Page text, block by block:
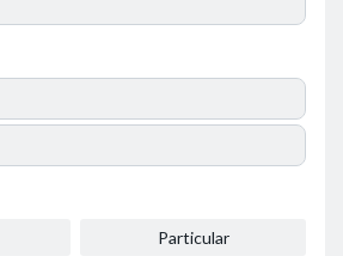
Particular